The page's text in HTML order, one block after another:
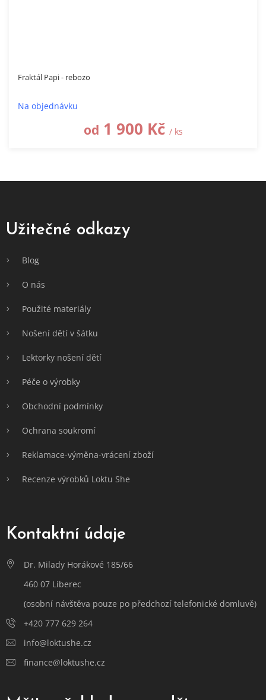
Fraktál Papi - rebozo
Na objednávku
od 1 900 Kč / ks
Užitečné odkazy
Blog
O nás
Použité materiály
Nošení dětí v šátku
Lektorky nošení dětí
Péče o výrobky
Obchodní podmínky
Ochrana soukromí
Reklamace-výměna-vrácení zboží
Recenze výrobků Loktu She
Kontaktní údaje
Dr. Milady Horákové 185/66
460 07 Liberec
(osobní návštěva pouze po předchozí telefonické domluvě)
+420 777 629 264
info@loktushe.cz
finance@loktushe.cz